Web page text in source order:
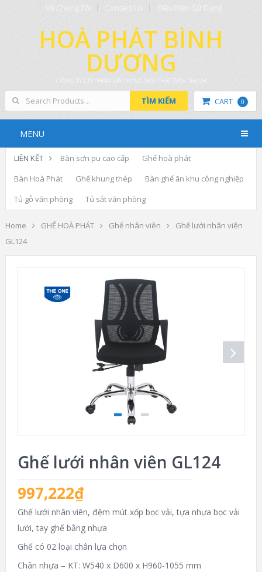
Về Chúng Tôi Contact Us Điều Kiện Sử Dụng
HOÀ PHÁT BÌNH
DƯƠNG
CÔNG TY CỔ PHẦN XÂY DỰNG NỘI THẤT TIẾN THỊNH
CART 0
TÌM KIẾM
MENU
LIÊN KẾT Bàn sơn pu cao cấp
Ghế hoà phát
Bàn Hoà Phát
Ghế khung thép
Bàn ghế ăn khu công nghiệp
Tủ gỗ văn phòng
Tủ sắt văn phòng
Home GHẾ HOÀ PHÁT Ghế nhân viên
Ghế lưới nhân viên
GL124
Ghế lưới nhân viên GL124
997,222₫
Ghế lưới nhân viên, đệm mút xốp bọc vải, tựa nhựa bọc vải
lưới, tay ghế bằng nhựa
Ghế có 02 loại chân lựa chọn
Chân nhựa – KT: W540 x D600 x H960-1055 mm